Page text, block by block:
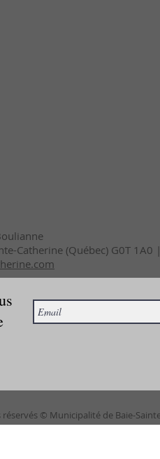
Catherine (Québec) G0T
réservés © Municipalité de Baie-